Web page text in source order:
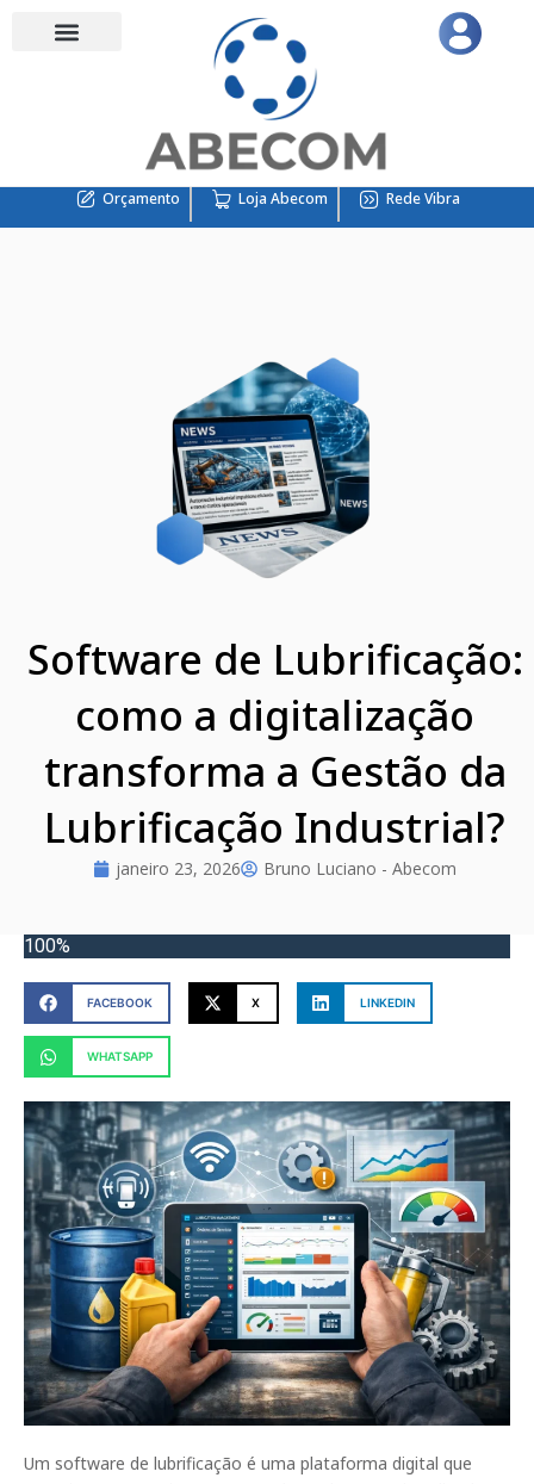
Orçamento Loja Abecom Rede Vibra
Software de Lubrificação:
como a digitalização
transforma a Gestão da
Lubrificação Industrial?
janeiro 23, 2026 Bruno Luciano - Abecom
100%
FACEBOOK X LINKEDIN
WHATSAPP
Um software de lubrificação é uma plataforma digital que